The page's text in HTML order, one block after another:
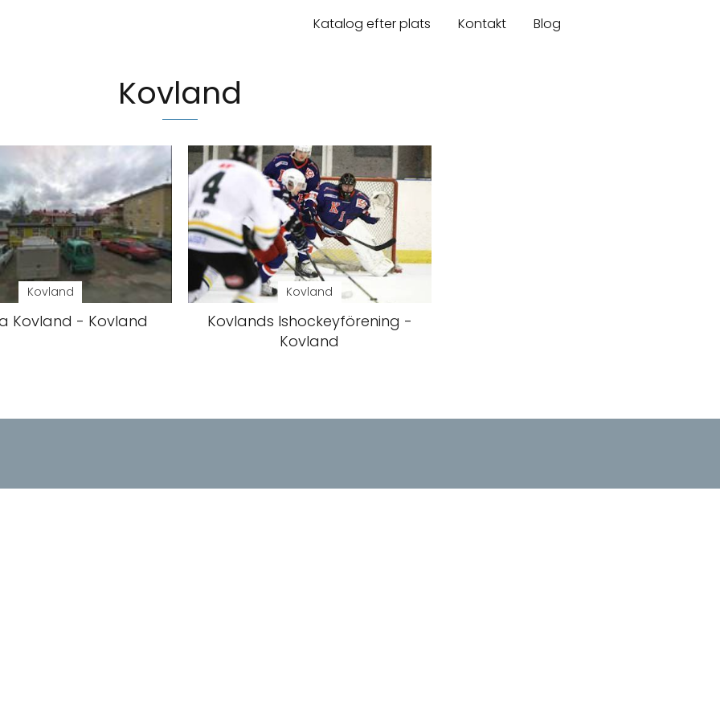
Katalog efter plats Kontakt Blog
Kovland
Kovland
Kovland - Kovland
Kovland
Kovlands Ishockeyförening -
Kovland